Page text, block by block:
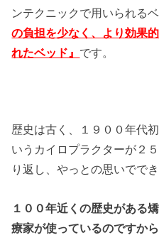
ンテクニックで用いられるベ
の負担を少なく、より効果
れたベッド』 です。
歴史は古く、１９００年代
いうカイロプラクターが２
り返し、やっとの思いでで
１００年近くの歴史がある
療家が使っているのですか